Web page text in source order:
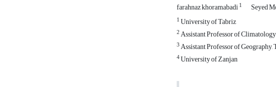
farahnaz khoramabadi1 Seyed
1University of Tabriz
2Assistant Professor of
3Assistant Professor of
4University of Zanjan